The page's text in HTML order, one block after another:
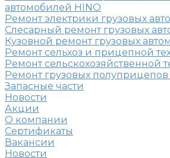
автомобилей HINO
Ремонт электрики грузовых
Слесарный ремонт грузовых
Кузовной ремонт грузовых
Ремонт сельхоз и прицепной
Ремонт сельскохозяйственной
Ремонт грузовых
Запасные части
Новости
Акции
О компании
Сертификаты
Вакансии
Новости